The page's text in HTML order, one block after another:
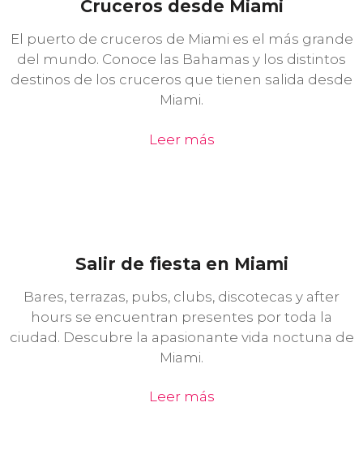
Cruceros desde Miami
El puerto de cruceros de Miami es el más grande
del mundo. Conoce las Bahamas y los distintos
destinos de los cruceros que tienen salida desde
Miami.
Leer más
Salir de fiesta en Miami
Bares, terrazas, pubs, clubs, discotecas y after
hours se encuentran presentes por toda la
ciudad. Descubre la apasionante vida noctuna de
Miami.
Leer más